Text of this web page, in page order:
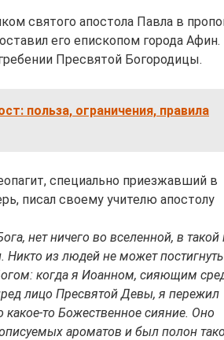
святого апостола Павла в
его епископом города Афин.
Пресвятой Богородицы.
польза, ограничения, правила
специально приезжавший в
писал своему учителю апостолу
нет ничего во вселенной, в
Никто из людей не может постигнуть
когда я Иоанном, сияющим
лицо Пресвятой Девы, я пережил
то Божественное сияние. Оно
ароматов и был полон